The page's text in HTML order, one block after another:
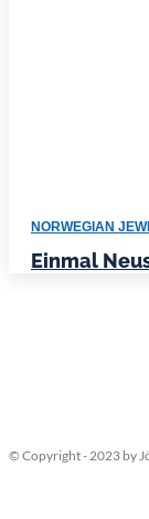
NORWEGIAN
Einmal
© Copyright - 2023 by